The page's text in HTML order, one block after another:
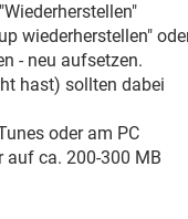
wiederherstellen"
- neu aufsetzen.
hast) sollten dabei
oder am PC
auf ca. 200-300 MB